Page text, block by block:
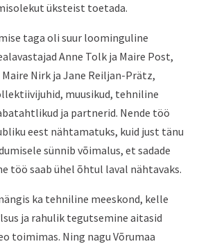
üksteist toetada.
taga oli suur loominguline
Anne Tolk ja Maire Post,
Nirk ja Jane Reiljan-Prätz,
muusikud, tehniline
ja partnerid. Nende töö
eest nähtamatuks, kuid just tänu
sünnib võimalus, et sadade
töö saab ühel õhtul laval nähtavaks.
ka tehniline meeskond, kelle
ja rahulik tegutsemine aitasid
toimimas. Ning nagu Võrumaa